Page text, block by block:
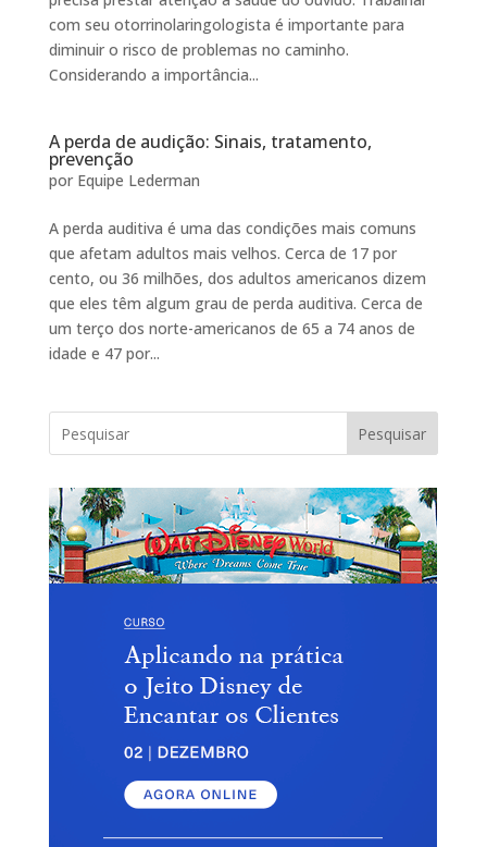
com seu otorrinolaringologista é importante para
diminuir o risco de problemas no caminho.
Considerando a importância...
A perda de audição: Sinais, tratamento,
prevenção
por Equipe Lederman
A perda auditiva é uma das condições mais comuns
que afetam adultos mais velhos. Cerca de 17 por
cento, ou 36 milhões, dos adultos americanos dizem
que eles têm algum grau de perda auditiva. Cerca de
um terço dos norte-americanos de 65 a 74 anos de
idade e 47 por...
Pesquisar